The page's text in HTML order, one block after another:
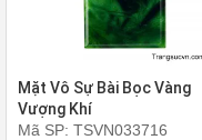
Mặt Vô Sự Bài Bọc Vàng
Vượng Khí
Mã SP: TSVN033716